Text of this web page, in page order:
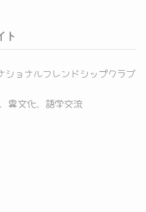
ト
ショナルフレンドシップクラブ
文化、語学交流